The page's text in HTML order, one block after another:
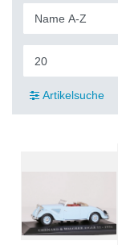
Artikelsuche